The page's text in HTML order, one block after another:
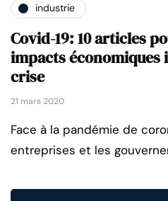
industrie
Covid-19: 10 articles
impacts économiques
crise
21 mars 2020
Face à la pandémie de
entreprises et les